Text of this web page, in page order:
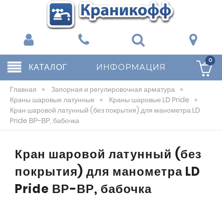
КАТАЛОГ ИНФОРМАЦИЯ
0
Главная » Запорная и регулировочная арматура »
Краны шаровые латунные » Краны шаровые LD Pride »
Кран шаровой латунный (без покрытия) для манометра LD
Pride ВР-ВР, бабочка
Кран шаровой латунный (без
покрытия) для манометра LD
Pride ВР-ВР, бабочка